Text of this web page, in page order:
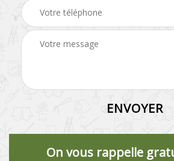
On vous rappelle